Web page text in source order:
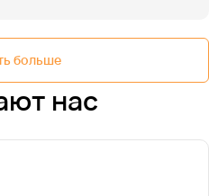
больше
нас